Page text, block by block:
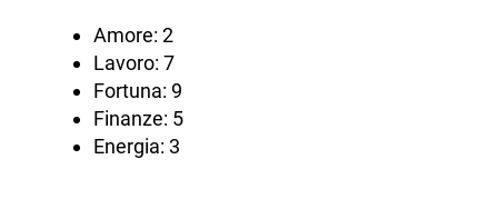
Amore: 2
Lavoro: 7
Fortuna: 9
Finanze: 5
Energia: 3